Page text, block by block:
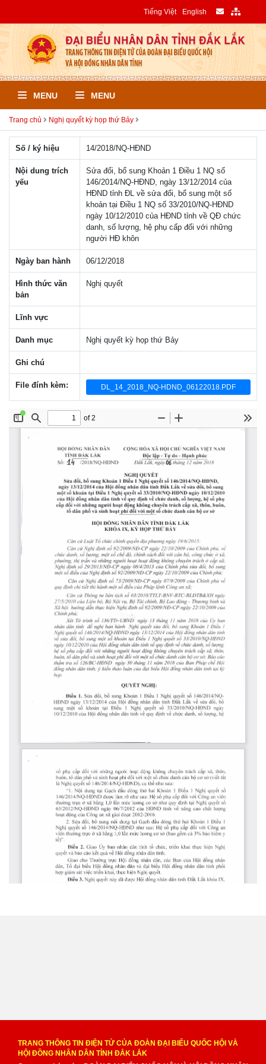
Tiếng Việt English
MENU MENU
Trang chủ Nghị quyết kỳ họp thứ Bảy
Số / ký hiệu 14/2018/NQ-HÐND
Nội dung trích
yếu
Sửa đổi, bổ sung Khoản 1 Điều 1 NQ số
146/2014/NQ-HĐND, ngày 13/12/2014 của
HĐND tỉnh ĐL về sửa đổi, bổ sung một số
khoản tại Điều 1 NQ số 33/2010/NQ-HĐND
ngày 10/12/2010 của HĐND tỉnh về QĐ chức
danh, số lượng, hệ phụ cấp đối với những
người HĐ khôn
Ngày ban hành 06/12/2018
Hình thức văn
bản
Nghị quyết
Lĩnh vực
Danh mục Nghị quyết kỳ họp thứ Bảy
Ghi chú
File đính kèm: DL_14_2018_NQ-HDND_06122018.PDF
TRANG THÔNG TIN ĐIỆN TỬ CỦA ĐOÀN ĐẠI BIỂU QUỐC HỘI VÀ
HỘI ĐỒNG NHÂN DÂN TỈNH ĐẮK LẮK